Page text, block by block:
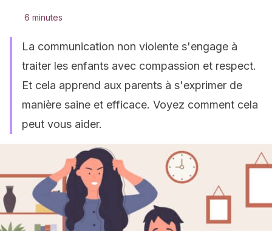
6 minutes
La communication non violente s'engage à
traiter les enfants avec compassion et respect.
Et cela apprend aux parents à s'exprimer de
manière saine et efficace. Voyez comment cela
peut vous aider.